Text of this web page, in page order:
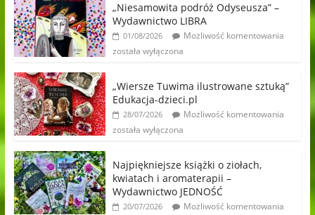
„Niesamowita podróż Odyseusza” –
Wydawnictwo LIBRA
01/08/2026
Możliwość komentowania
została wyłączona
„Wiersze Tuwima ilustrowane sztuką”
Edukacja-dzieci.pl
28/07/2026
Możliwość komentowania
została wyłączona
Najpiękniejsze książki o ziołach,
kwiatach i aromaterapii –
Wydawnictwo JEDNOŚĆ
20/07/2026
Możliwość komentowania